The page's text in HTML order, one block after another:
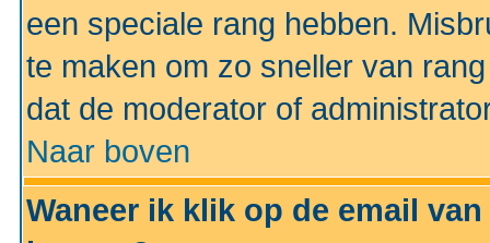
een speciale rang hebben.
te maken om zo sneller van
dat de moderator of
Naar boven
Waneer ik klik op de email